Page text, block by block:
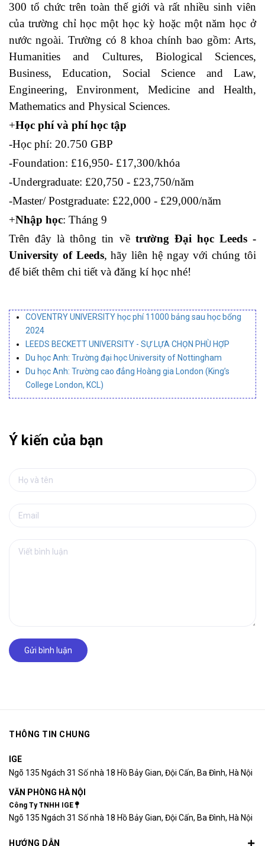
300 tổ chức trên toàn thế giới và rất nhiều sinh viên
của trường chỉ học một học kỳ hoặc một năm học ở
nước ngoài. Trường có 8 khoa chính bao gồm: Arts,
Humanities and Cultures, Biological Sciences,
Business, Education, Social Science and Law,
Engineering, Environment, Medicine and Health,
Mathematics and Physical Sciences.
+Học phí và phí học tập
-Học phí: 20.750 GBP
-Foundation: £16,950- £17,300/khóa
-Undergraduate: £20,750 - £23,750/năm
-Master/ Postgraduate: £22,000 - £29,000/năm
+Nhập học: Tháng 9
Trên đây là thông tin về trường Đại học Leeds -
University of Leeds, hãy liên hệ ngay với chúng tôi
để biết thêm chi tiết và đăng kí học nhé!
COVENTRY UNIVERSITY học phí 11000 bảng sau học bổng
2024
LEEDS BECKETT UNIVERSITY - SỰ LỰA CHỌN PHÙ HỢP
Du học Anh: Trường đại học University of Nottingham
Du học Anh: Trường cao đẳng Hoàng gia London (King’s
College London, KCL)
Ý kiến của bạn
Gửi bình luận
THÔNG TIN CHUNG
IGE
Ngõ 135 Ngách 31 Số nhà 18 Hồ Bảy Gian, Đội Cấn, Ba Đình, Hà Nội
VĂN PHÒNG HÀ NỘI
Công Ty TNHH IGE
Ngõ 135 Ngách 31 Số nhà 18 Hồ Bảy Gian, Đội Cấn, Ba Đình, Hà Nội
HƯỚNG DẪN